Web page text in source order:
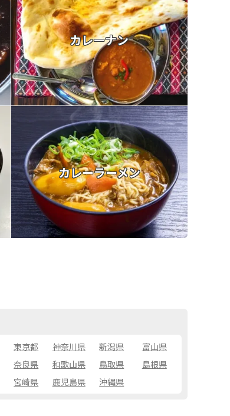
カレーナン
カレーラーメン
東京都 神奈川県 新潟県
富山県
奈良県 和歌山県 鳥取県
島根県
宮崎県 鹿児島県 沖縄県